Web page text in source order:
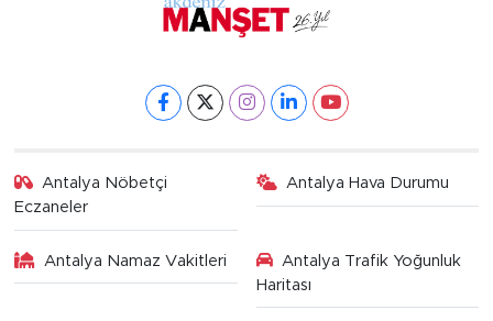
Antalya Nöbetçi
Eczaneler
Antalya Hava Durumu
Antalya Namaz Vakitleri
Antalya Trafik Yoğunluk
Haritası